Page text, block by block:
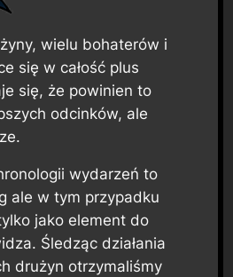
wielu bohaterów i
się w całość plus
się, że powinien to
odcinków, ale
wydarzeń to
ale w tym przypadku
jako element do
Śledząc działania
drużyn otrzymaliśmy